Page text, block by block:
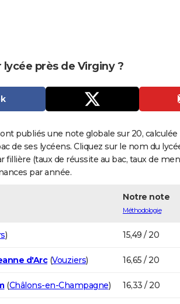
près de Virginy ?
publiés une note globale sur 20,
de ses lycéens. Cliquez sur le nom du
fillière (taux de réussite au bac, taux de
par année.
Notre note
Méthodologie
) 15,49 / 20
d'Arc(Vouziers) 16,65 / 20
(Châlons-en-Champagne) 16,33 / 20